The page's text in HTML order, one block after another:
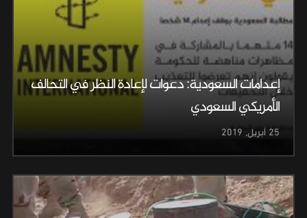
إعدامات السعودية: دعوات لإعادة النظر في التحالف
الأمريكي السعودي
25 أبريل, 2019